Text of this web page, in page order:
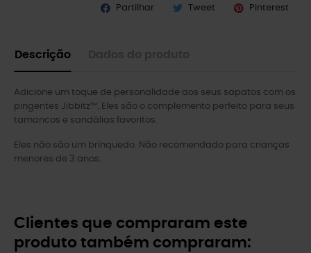
Partilhar Tweet Pinterest
Descrição
Adicione um toque de personalidade aos seus sapatos com os
pingentes Jibbitz™. Eles são o complemento perfeito para seus
tamancos e sandálias favoritos.
Eles não são um brinquedo. Não recomendado para crianças
menores de 3 anos.
Clientes que compraram este
produto também compraram: